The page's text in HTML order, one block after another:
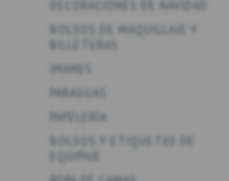
DECORACIONES DE NAVIDAD
BOLSOS DE MAQUILLAJE Y
BILLETERAS
IMANES
PARAGUAS
PAPELERÍA
BOLSOS Y ETIQUETAS DE
EQUIPAJE